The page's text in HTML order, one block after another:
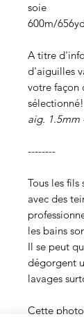
soie
600m/
A titre
d'aiguilles
votre façon
sélectionné!
aig. 1.5mm
--------
Tous les
avec des
les bains
Il se peut
dégorgent
lavages
Cette